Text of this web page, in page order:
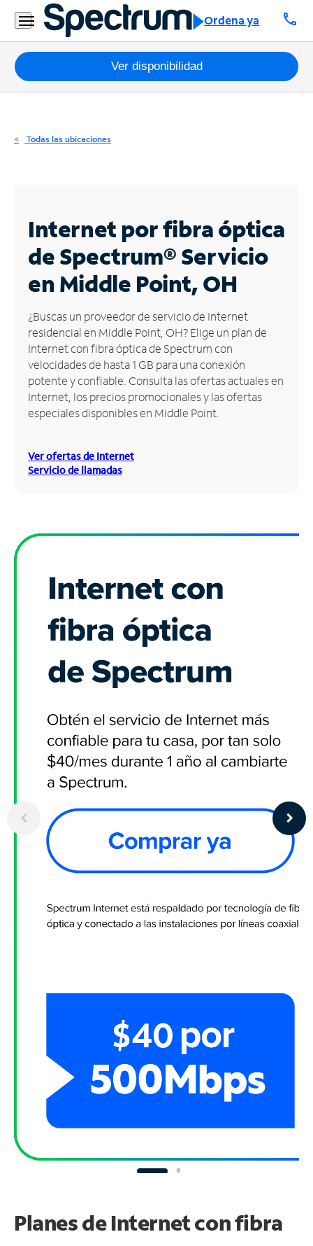
Ordena ya call
Residencial
Business
Paquetes
Internet
Business
Contáctanos
Inglés
Administrar
cuenta
Encuentra
una
tienda
Ver disponibilidad
Todas las ubicaciones
Internet por fibra óptica
de Spectrum®Servicio
en Middle Point, OH
¿Buscas un proveedor de servicio de Internet
residencial en Middle Point, OH? Elige un plan de
Internet con fibra óptica de Spectrum con
velocidades de hasta 1 GB para una conexión
potente y confiable. Consulta las ofertas actuales en
Internet, los precios promocionales y las ofertas
especiales disponibles en Middle Point.
Ver ofertas de Internet
Servicio de llamadas
Planes de Internet con fibra